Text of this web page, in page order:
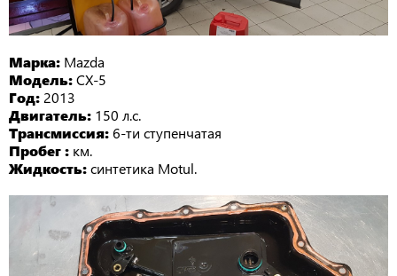
Марка: Mazda
Модель:CX-5
Год: 2013
Двигатель: 150 л.с.
Трансмиссия: 6-ти ступенчатая
Пробег : км.
Жидкость:синтетика Motul.